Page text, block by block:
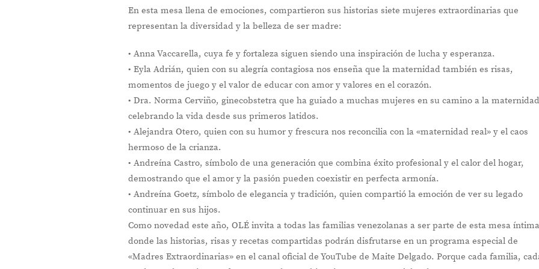
En esta mesa llena de emociones, compartieron sus historias siete mujeres extraordinarias que
representan la diversidad y la belleza de ser madre:
• Anna Vaccarella, cuya fe y fortaleza siguen siendo una inspiración de lucha y esperanza.
• Eyla Adrián, quien con su alegría contagiosa nos enseña que la maternidad también es risas,
momentos de juego y el valor de educar con amor y valores en el corazón.
• Dra. Norma Cerviño, ginecobstetra que ha guiado a muchas mujeres en su camino a la
celebrando la vida desde sus primeros latidos.
• Alejandra Otero, quien con su humor y frescura nos reconcilia con la «maternidad real» y el caos
hermoso de la crianza.
• Andreína Castro, símbolo de una generación que combina éxito profesional y el calor del hogar,
demostrando que el amor y la pasión pueden coexistir en perfecta armonía.
• Andreína Goetz, símbolo de elegancia y tradición, quien compartió la emoción de ver su legado
continuar en sus hijos.
Como novedad este año, OLÉ invita a todas las familias venezolanas a ser parte de esta mesa
donde las historias, risas y recetas compartidas podrán disfrutarse en un programa especial de
«Madres Extraordinarias» en el canal oficial de YouTube de Maite Delgado. Porque cada familia,